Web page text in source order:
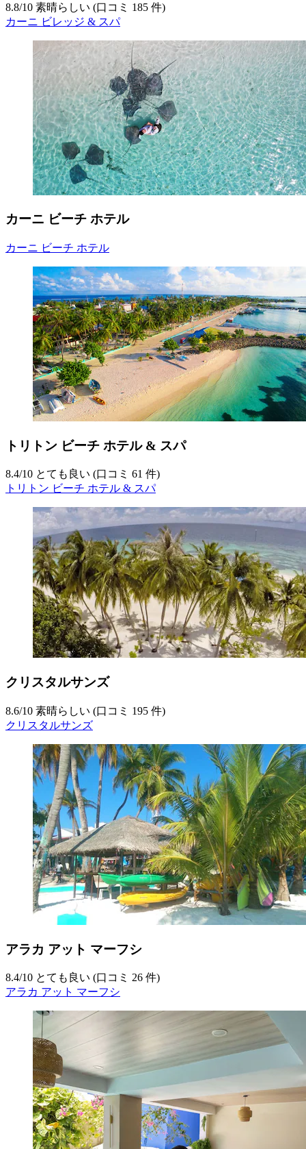
8.8/10 素晴らしい (口コミ 185 件)
カーニ ビレッジ & スパ
カーニ ビーチ ホテル
カーニ ビーチ ホテル
トリトン ビーチ ホテル & スパ
8.4/10 とても良い (口コミ 61 件)
トリトン ビーチ ホテル & スパ
クリスタルサンズ
8.6/10 素晴らしい (口コミ 195 件)
クリスタルサンズ
アラカ アット マーフシ
8.4/10 とても良い (口コミ 26 件)
アラカ アット マーフシ